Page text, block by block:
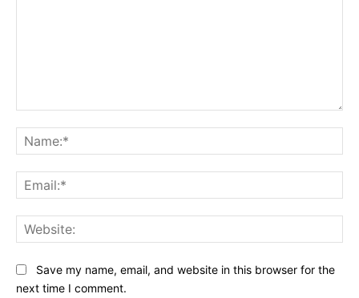
Save my name, email, and website in this browser for the
next time I comment.